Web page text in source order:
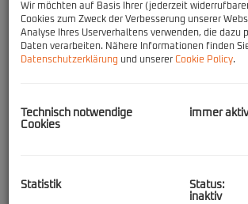
Objektart
Wir möchten auf Basis Ihrer (jederzeit
Cookies zum Zweck der Verbesserung unserer
Analyse Ihres Userverhaltens verwenden, die dazu
Daten verarbeiten. Nähere Informationen finden
Datenschutzerklärung und unserer Cookie Policy.
Technisch notwendige
Cookies
immer aktiv
Statistik
Status:
inaktiv